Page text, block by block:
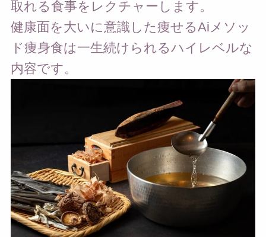
取れる食事をレクチャーします。
健康面を大いに意識した痩せるAiメソッ
ド痩身食は一生続けられるハイレベルな
内容です。